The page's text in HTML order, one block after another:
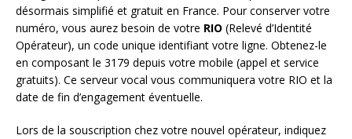
désormais simplifié et gratuit en France. Pour conserver votre
numéro, vous aurez besoin de votre RIO (Relevé d’Identité
Opérateur), un code unique identifiant votre ligne. Obtenez-le
en composant le 3179 depuis votre mobile (appel et service
gratuits). Ce serveur vocal vous communiquera votre RIO et la
date de fin d’engagement éventuelle.
Lors de la souscription chez votre nouvel opérateur, indiquez